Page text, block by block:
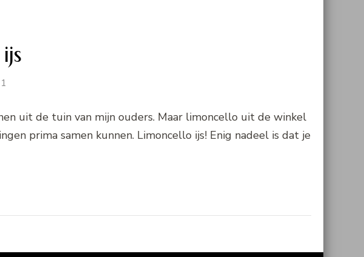
uit de tuin van mijn ouders. Maar limoncello uit de winkel
prima samen kunnen. Limoncello ijs! Enig nadeel is dat je